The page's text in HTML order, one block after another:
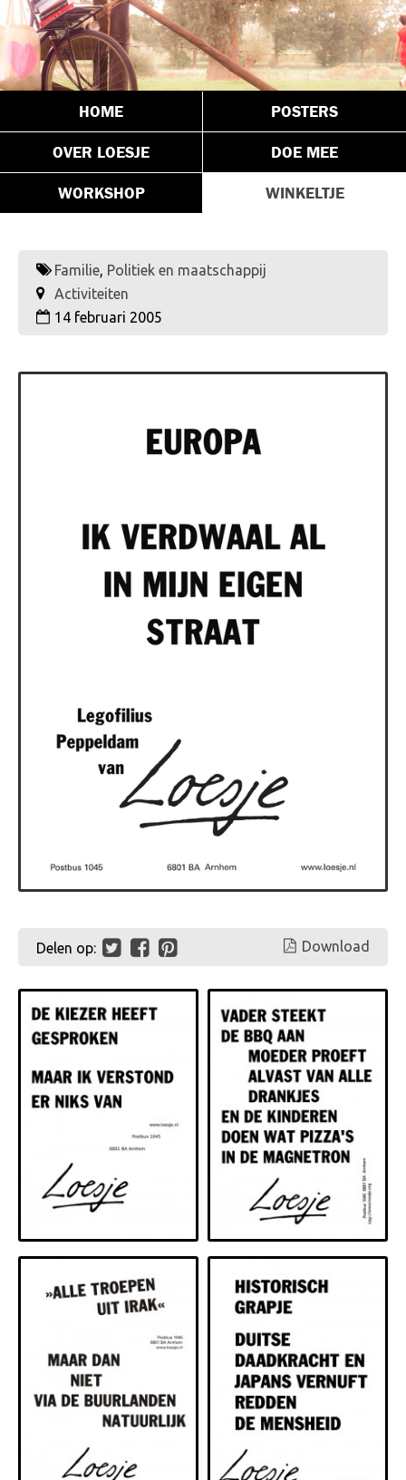
HOME POSTERS
OVER LOESJE DOE MEE
WORKSHOP WINKELTJE
Familie, Politiek en maatschappij
Activiteiten
14 februari 2005
Delen op: Download